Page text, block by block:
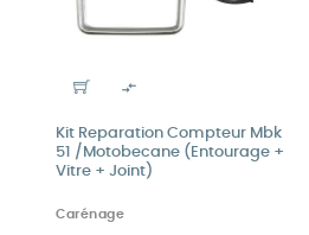

Kit Reparation Compteur Mbk
51 /Motobecane (Entourage +
Vitre + Joint)
Carénage